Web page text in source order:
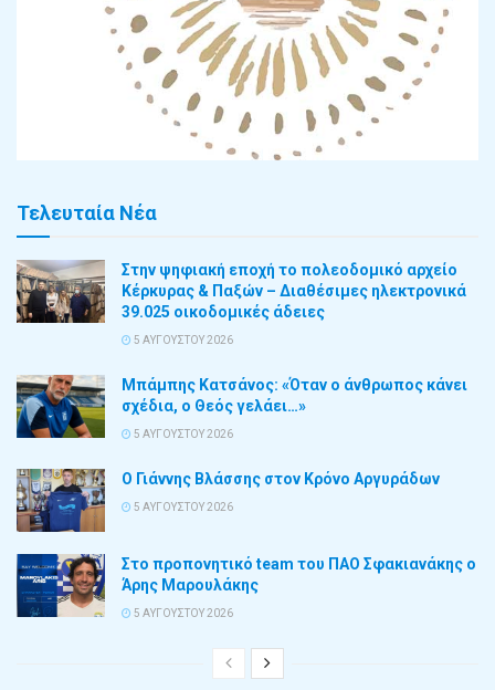
Τελευταία Νέα
Στην ψηφιακή εποχή το πολεοδομικό αρχείο
Κέρκυρας & Παξών – Διαθέσιμες ηλεκτρονικά
39.025 οικοδομικές άδειες
5 ΑΥΓΟΎΣΤΟΥ 2026
Μπάμπης Κατσάνος: «Όταν ο άνθρωπος κάνει
σχέδια, ο Θεός γελάει…»
5 ΑΥΓΟΎΣΤΟΥ 2026
Ο Γιάννης Βλάσσης στον Κρόνο Αργυράδων
5 ΑΥΓΟΎΣΤΟΥ 2026
Στο προπονητικό team του ΠΑΟ Σφακιανάκης ο
Άρης Μαρουλάκης
5 ΑΥΓΟΎΣΤΟΥ 2026